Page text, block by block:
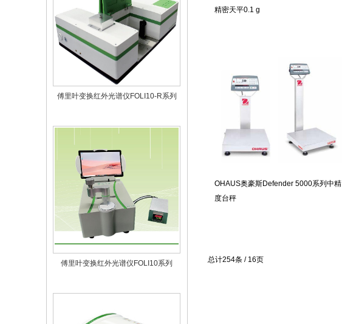
傅里叶变换红外光谱仪FOLI10-R系列
傅里叶变换红外光谱仪FOLI10系列
精密天平0.1 g
OHAUS奥豪斯Defender 5000系列中精
度台秤
总计254条 / 16页